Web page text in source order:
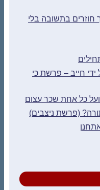
בתשובה בלי
ידי חייב – פרשת כי
(פרשת ניצבים)